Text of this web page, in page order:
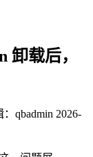
卸载后，
qbadmin 2026-